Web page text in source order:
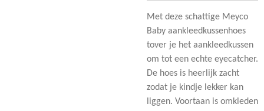
Met deze schattige Meyco
Baby aankleedkussenhoes
tover je het aankleedkussen
om tot een echte eyecatcher.
De hoes is heerlijk zacht
zodat je kindje lekker kan
liggen. Voortaan is omkleden